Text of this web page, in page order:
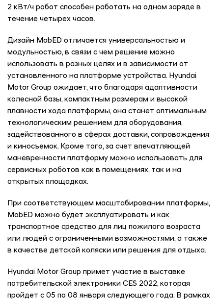
2 кВт/ч робот способен работать на одном заряде в
течение четырех часов.
Дизайн MobED отличается универсальностью и
модульностью, в связи с чем решение можно
использовать в разных целях и в зависимости от
установленного на платформе устройства. Hyundai
Motor Group ожидает, что благодаря адаптивности
колесной базы, компактным размерам и высокой
плавности хода платформы, она станет оптимальным
технологическим решением для оборудования,
задействованного в сферах доставки, сопровождения
и киносъемок. Кроме того, за счет впечатляющей
маневренности платформу можно использовать для
сервисных роботов как в помещениях, так и на
открытых площадках.
При соответствующем масштабировании платформы,
MobED можно будет эксплуатировать и как
транспортное средство для лиц пожилого возраста
или людей с ограниченными возможностями, а также
в качестве детской коляски или решения для отдыха.
Hyundai Motor Group примет участие в выставке
потребительской электроники CES 2022, которая
пройдет с 05 по 08 января следующего года. В рамках